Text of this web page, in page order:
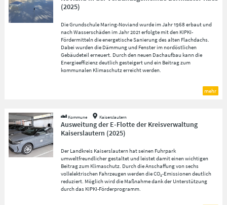
(2025)
Die Grundschule Maring-Noviand wurde im Jahr 1968 erbaut und
nach Wasserschäden im Jahr 2021 erfolgte mit den KIPKI-
Fördermitteln die energetische Sanierung des alten Flachdachs.
Dabei wurden die Dämmung und Fenster im nordöstlichen
Gebäudeteil erneuert. Durch den neuen Dachaufbau kann die
Energieeffizienz deutlich gesteigert und ein Beitrag zum
kommunalen Klimaschutz erreicht werden.
mehr
Ausweitung der E-Flotte der Kreisverwaltung
Kaiserslautern (2025)
Kommune Kaiserslautern
Der Landkreis Kaiserslautern hat seinen Fuhrpark
umweltfreundlicher gestaltet und leistet damit einen wichtigen
Beitrag zum Klimaschutz. Durch die Anschaffung von sechs
vollelektrischen Fahrzeugen werden die CO₂-Emissionen deutlich
reduziert. Möglich wird die Maßnahme dank der Unterstützung
durch das KIPKI-Förderprogramm.